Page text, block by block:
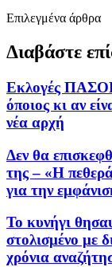
Επιλεγμένα άρθρα
Διαβάστε
Εκλογές
όποιος κι αν
νέα αρχή
Δεν θα
της – «Η
για την
Το κυνήγι
στολισμένο με
χρόνια